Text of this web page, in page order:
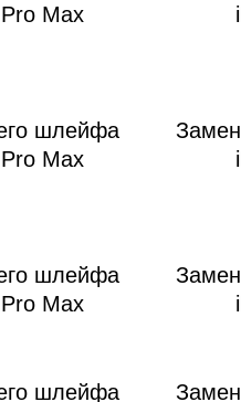
Max
шлейфа
Max
шлейфа
Max
шлейфа